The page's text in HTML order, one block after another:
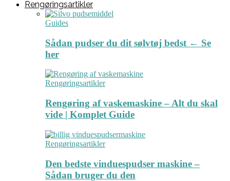
Rengøringsartikler
Guides
Sådan pudser du dit sølvtøj bedst ← Se
her
Rengøringsartikler
Rengøring af vaskemaskine – Alt du skal
vide | Komplet Guide
Rengøringsartikler
Den bedste vinduespudser maskine –
Sådan bruger du den